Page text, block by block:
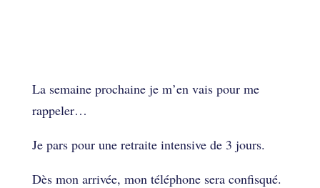
La semaine prochaine je m’en vais pour me
rappeler…
Je pars pour une retraite intensive de 3 jours.
Dès mon arrivée, mon téléphone sera confisqué.